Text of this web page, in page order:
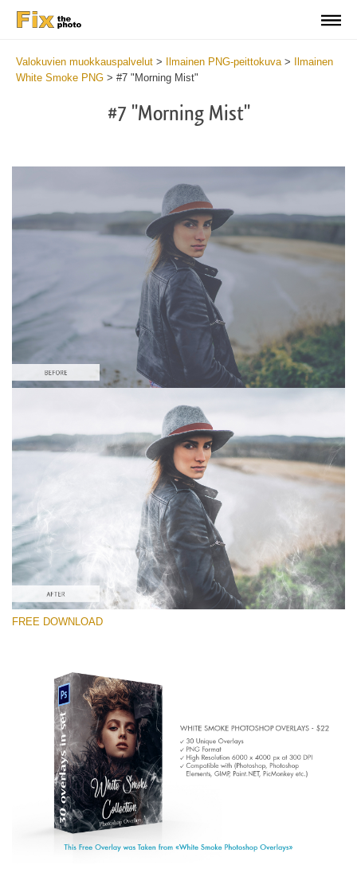
Valokuvien muokkauspalvelut > Ilmainen PNG-peittokuva>
Ilmainen
White Smoke PNG > #7 "Morning Mist"
#7 "Morning Mist"
Please select
Free PNG Overlay #7
Small 800*533px
White Smoke
(30 Overlays)
Large 6000*4000px
Entire Collection
(1783 Overlays)
Large 6000*4000px
Free download
FREE DOWNLOAD